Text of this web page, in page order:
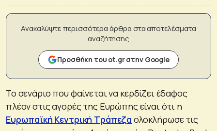
Ανακαλύψτε περισσότερα άρθρα στα αποτελέσματα
αναζήτησης
Προσθήκη του ot.gr στην Google
Το σενάριο που φαίνεται να κερδίζει έδαφος
πλέον στις αγορές της Ευρώπης είναι ότι η
Ευρωπαϊκή Κεντρική Τράπεζα ολοκλήρωσε τις